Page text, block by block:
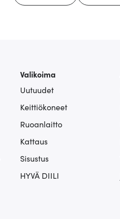
Valikoima
Uutuudet
Keittiökoneet
Ruoanlaitto
Kattaus
Sisustus
HYVÄ DIILI